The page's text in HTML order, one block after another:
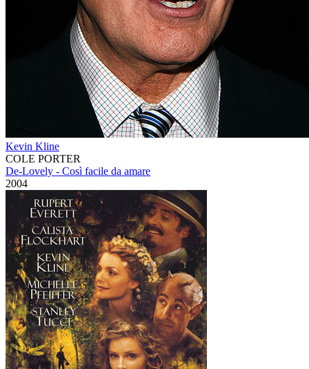
Kevin Kline
COLE PORTER
De-Lovely - Così facile da amare
2004